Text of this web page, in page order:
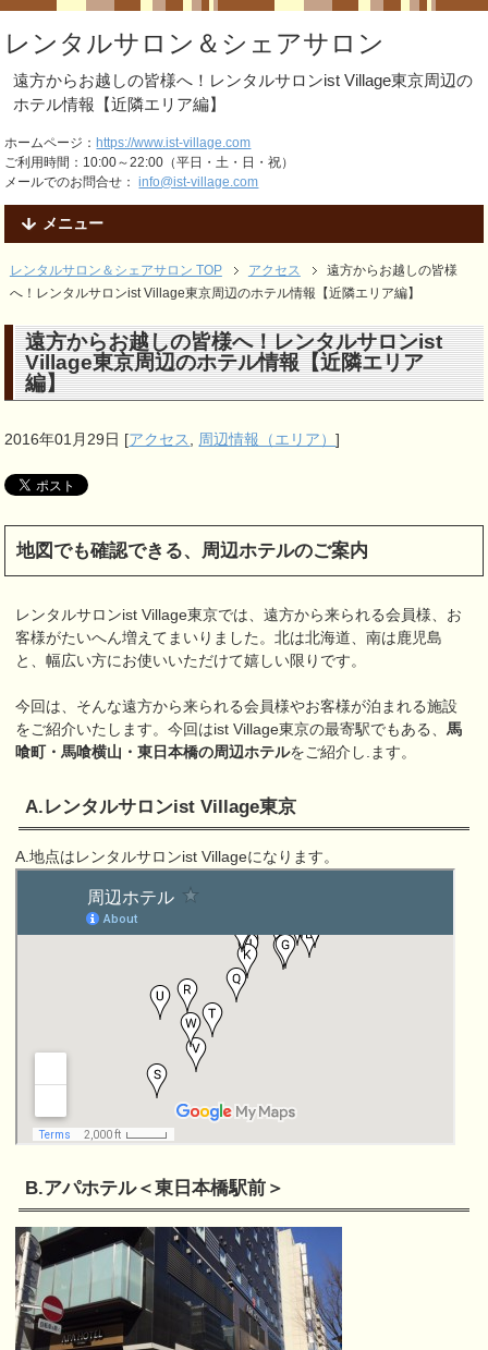
レンタルサロン＆シェアサロン
遠方からお越しの皆様へ！レンタルサロンist Village東京周辺の
ホテル情報【近隣エリア編】
ホームページ：https://www.ist-village.com
ご利用時間：10:00～22:00（平日・土・日・祝）
メールでのお問合せ：info@ist-village.com
メニュー
レンタルサロン＆シェアサロン TOP アクセス
遠方からお越しの皆様
へ！レンタルサロンist Village東京周辺のホテル情報【近隣エリア編】
遠方からお越しの皆様へ！レンタルサロンist
Village東京周辺のホテル情報【近隣エリア
編】
2016年01月29日 [アクセス 周辺情報（エリア）]
地図でも確認できる、周辺ホテルのご案内
レンタルサロンist Village東京では、遠方から来られる会員様、お
客様がたいへん増えてまいりました。北は北海道、南は鹿児島
と、幅広い方にお使いいただけて嬉しい限りです。
今回は、そんな遠方から来られる会員様やお客様が泊まれる施設
をご紹介いたします。今回はist Village東京の最寄駅でもある、馬
喰町・馬喰横山・東日本橋の周辺ホテルをご紹介し.ます。
A.レンタルサロンist Village東京
A.地点はレンタルサロンist Villageになります。
B.アパホテル＜東日本橋駅前＞